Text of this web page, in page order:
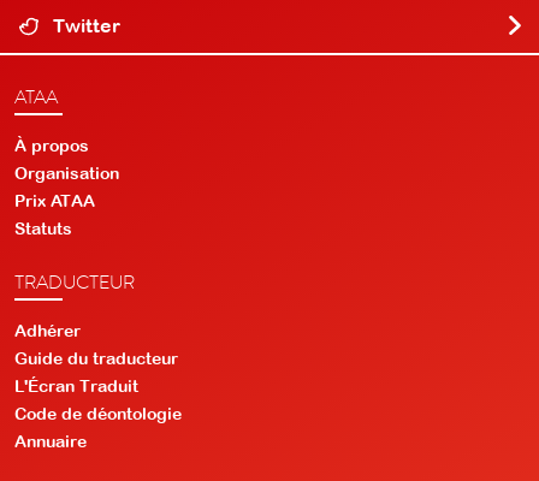
Twitter
ATAA
À propos
Organisation
Prix ATAA
Statuts
TRADUCTEUR
Adhérer
Guide du traducteur
L'Écran Traduit
Code de déontologie
Annuaire